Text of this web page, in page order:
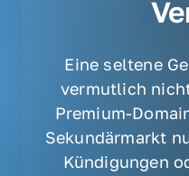
Eine seltene
vermutlich
Premium-
Sekundärmarkt
Kündigungen